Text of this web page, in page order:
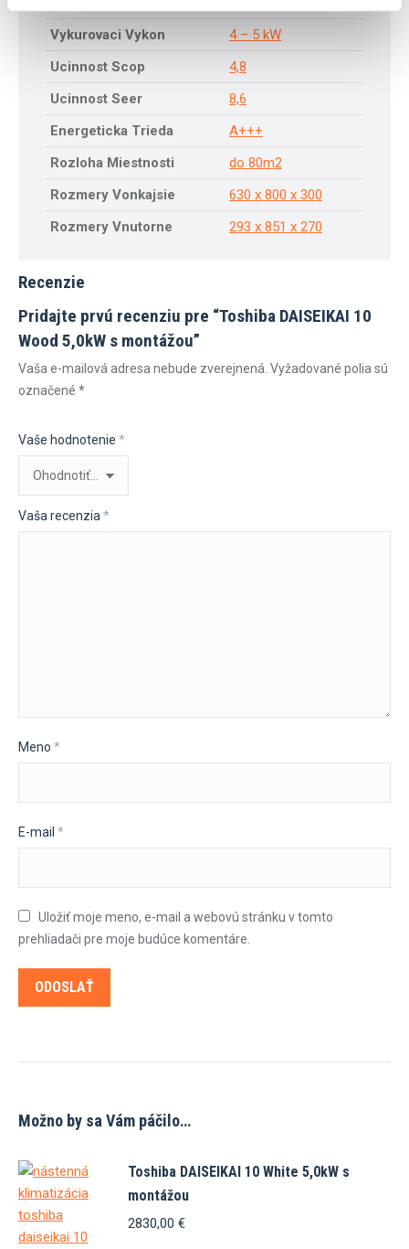
Vykurovaci Vykon
4 – 5 kW
Ucinnost Scop
4,8
Ucinnost Seer
8,6
Energeticka Trieda
A+++
Rozloha Miestnosti
do 80m2
Rozmery Vonkajsie
630 x 800 x 300
Rozmery Vnutorne
293 x 851 x 270
Recenzie
Pridajte prvú recenziu pre “Toshiba DAISEIKAI 10
Wood 5,0kW s montážou”
Vaša e-mailová adresa nebude zverejnená. Vyžadované polia sú
označené *
Vaše hodnotenie *
Vaša recenzia *
Meno *
E-mail *
Uložiť moje meno, e-mail a webovú stránku v tomto
prehliadači pre moje budúce komentáre.
Možno by sa Vám páčilo…
Toshiba DAISEIKAI 10 White 5,0kW s
montážou
2830,00 €